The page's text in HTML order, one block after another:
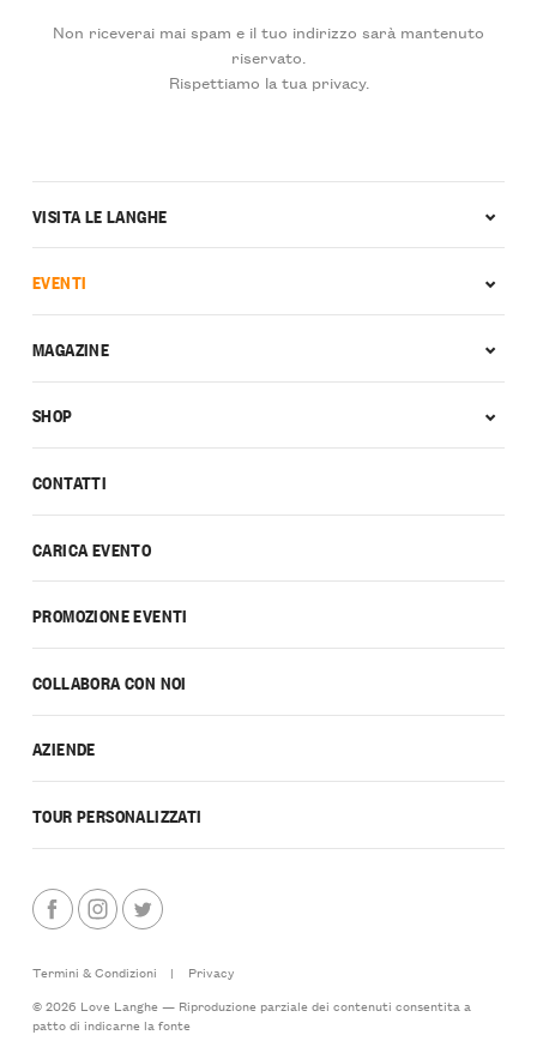
Non riceverai mai spam e il tuo indirizzo sarà mantenuto
riservato.
Rispettiamo la tua privacy.
CONTATTI
CARICA EVENTO
PROMOZIONE EVENTI
COLLABORA CON NOI
AZIENDE
TOUR PERSONALIZZATI
VISITA LE LANGHE
EVENTI
MAGAZINE
SHOP
Termini & Condizioni |
Privacy
© 2026 Love Langhe — Riproduzione parziale dei contenuti consentita a
patto di indicarne la fonte